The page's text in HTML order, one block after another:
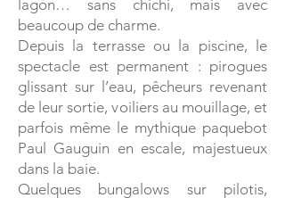
lagon… sans chichi, mais avec
beaucoup de charme.
Depuis la terrasse ou la piscine, le
spectacle est permanent : pirogues
glissant sur l’eau, pêcheurs revenant
de leur sortie, voiliers au mouillage, et
parfois même le mythique paquebot
Paul Gauguin en escale, majestueux
dans la baie.
Quelques bungalows sur pilotis,